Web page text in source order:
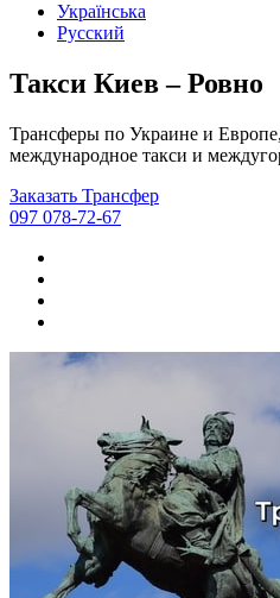
Українська
Русский
Такси Киев – Ровно
Трансферы по Украине и
международное такси и
Заказать Трансфер
097 078-72-67